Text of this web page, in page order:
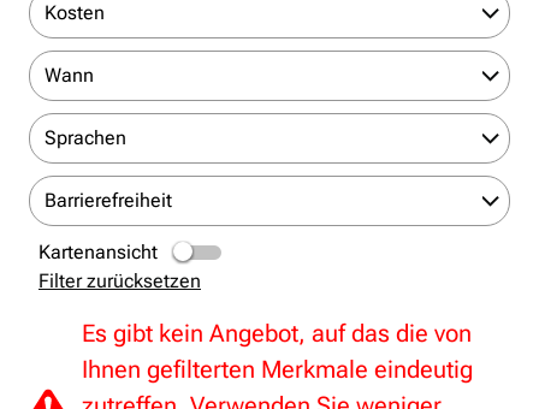
Kosten
Wann
Sprachen
Barrierefreiheit
Kartenansicht
Filter zurücksetzen
Es gibt kein Angebot, auf das die von
Ihnen gefilterten Merkmale eindeutig